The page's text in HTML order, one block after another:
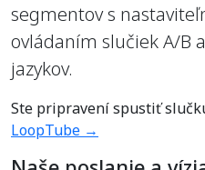
segmentov s
ovládaním slučiek A/B
jazykov.
Ste pripravení spustiť
LoopTube →